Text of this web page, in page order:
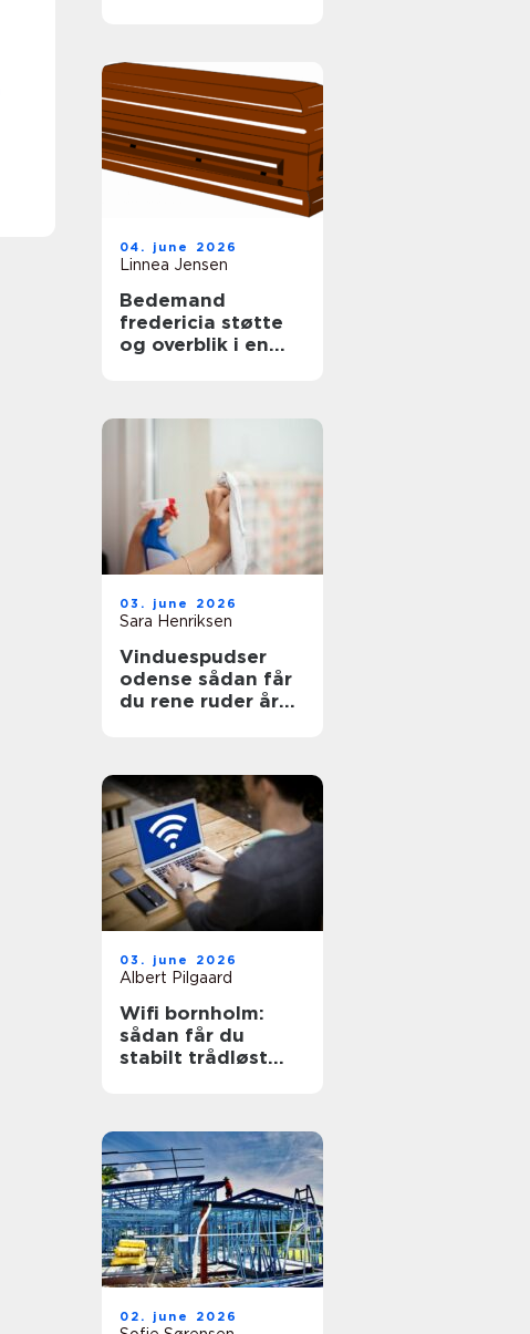
04. june 2026
Linnea Jensen
Bedemand
fredericia støtte
og overblik i en
03. june 2026
Sara Henriksen
Vinduespudser
odense sådan får
du rene ruder året
03. june 2026
Albert Pilgaard
Wifi bornholm:
sådan får du
stabilt trådløst
02. june 2026